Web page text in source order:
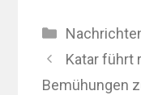
Kategorien
Katar führt
Bemühungen